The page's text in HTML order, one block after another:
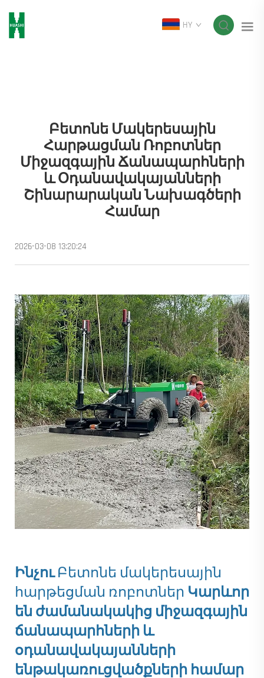
HY
Բետոնե Մակերեսային
Հարթացման Ռոբոտներ
Միջազգային Ճանապարհների
ԵՒ Օդանավակայանների
Շինարարական Նախագծերի
Համար
2026-03-08 13:20:24
ԻնչուԲետոնե մակերեսային
հարթեցման ռոբոտներ Կարևոր
են ժամանակակից միջազգային
ճանապարհների և
օդանավակայանների
ենթակառուցվածքների համար